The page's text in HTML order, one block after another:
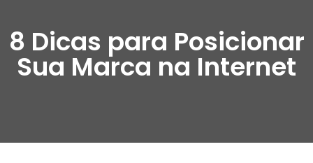
8 Dicas para Posicionar
Sua Marca na Internet